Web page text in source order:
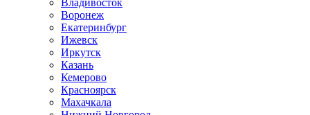
Владивосток
Воронеж
Екатеринбург
Ижевск
Иркутск
Казань
Кемерово
Красноярск
Махачкала